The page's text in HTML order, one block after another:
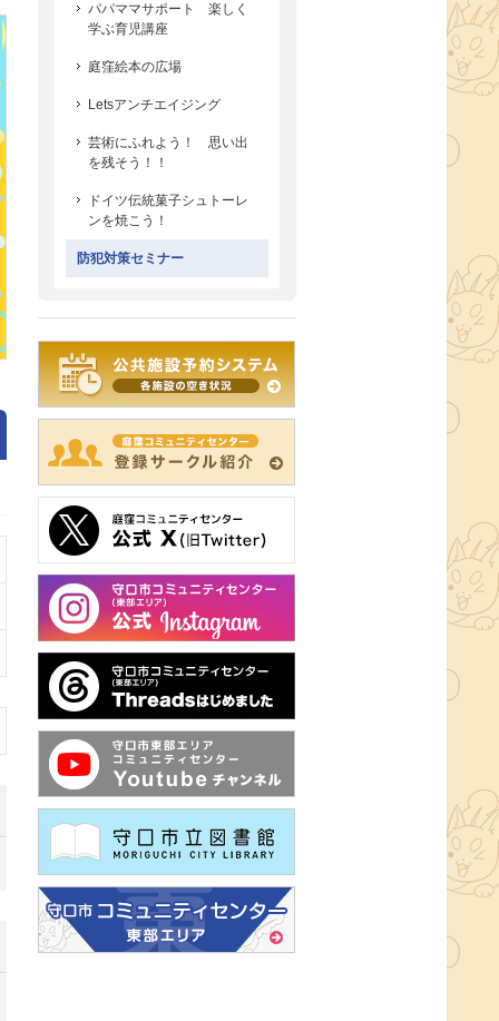
パパママサポート 楽しく
学ぶ育児講座
庭窪絵本の広場
Letsアンチエイジング
芸術にふれよう！ 思い出
を残そう！！
ドイツ伝統菓子シュトーレ
ンを焼こう！
防犯対策セミナー